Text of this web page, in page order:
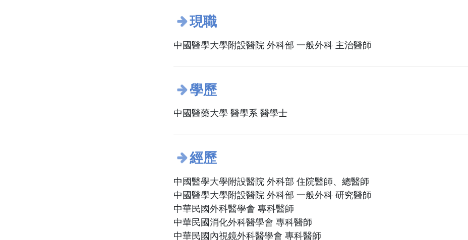
現職
中國醫學大學附設醫院 外科部 一般外科 主治醫師
學歷
中國醫藥大學 醫學系 醫學士
經歷
中國醫學大學附設醫院 外科部 住院醫師、總醫師
中國醫學大學附設醫院 外科部 一般外科 研究醫師
中華民國外科醫學會 專科醫師
中華民國消化外科醫學會 專科醫師
中華民國內視鏡外科醫學會 專科醫師